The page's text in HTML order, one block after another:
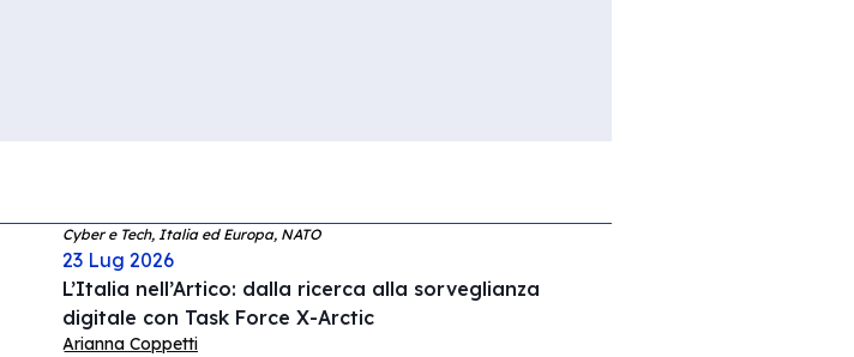
Cyber e Tech, Italia ed Europa, NATO
23 Lug 2026
L’Italia nell’Artico: dalla ricerca alla sorveglianza
digitale con Task Force X-Arctic
Arianna Coppetti